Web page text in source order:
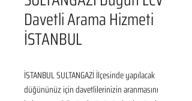
Davetli Arama Hizmeti
İSTANBUL
İSTANBUL SULTANGAZİ İlçesinde yapılacak
düğününüz için davetlilerinizin aranmasını